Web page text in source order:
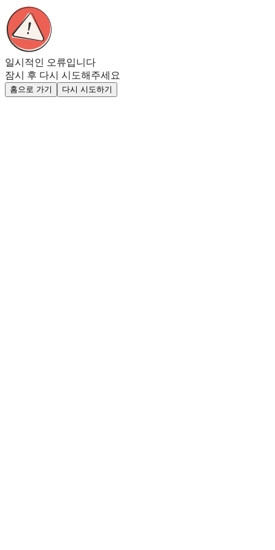
일시적인 오류입니다
잠시 후 다시 시도해주세요
홈으로 가기 다시 시도하기